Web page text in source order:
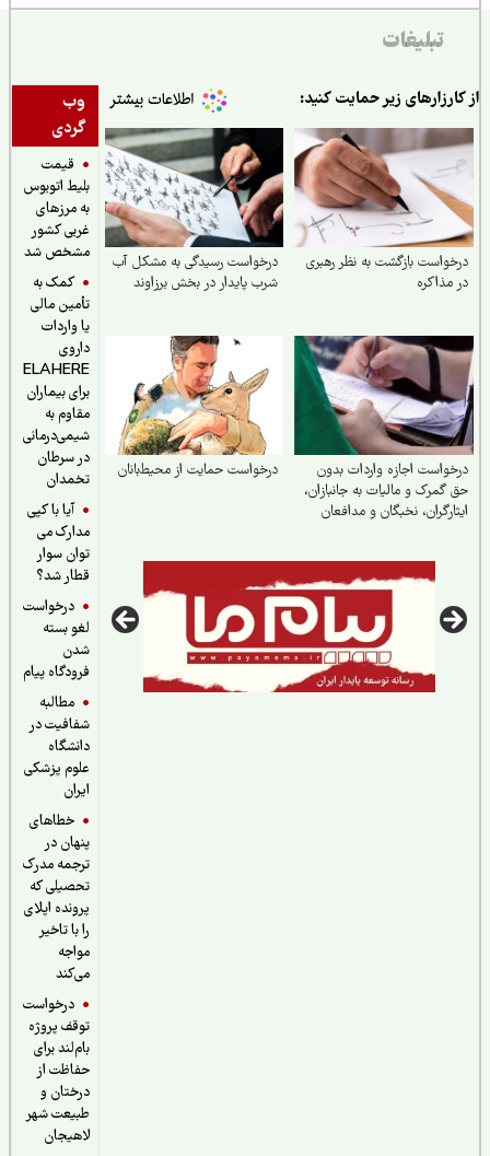
تبلیغات
وب
گردی
قیمت
بلیط اتوبوس
به مرزهای
غربی کشور
مشخص شد
کمک به
تأمین مالی
یا واردات
ELAHERE
برای بیماران
مقاوم به
شیمی‌درمانی
در سرطان
تخمدان
آیا با کپی
مدارک می
توان سوار
قطار شد؟
درخواست
لغو بسته
فرودگاه پیام
مطالبه
شفافیت در
دانشگاه
علوم پزشکی
خطاهای
پنهان در
ترجمه مدرک
تحصیلی که
پرونده اپلای
را با تاخیر
درخواست
توقف پروژه
بام‌لند برای
حفاظت از
درختان و
طبیعت شهر
لاهیجان
زیر حمایت کنید:
بازگشت به نظر رهبری
درخواست رسیدگی به مشکل آب
شرب ‌پایدار در بخش برزاوند
اجازه واردات بدون
و مالیات به جانبازان،
نخبگان و مدافعان
درخواست حمایت از محیط‌بانان